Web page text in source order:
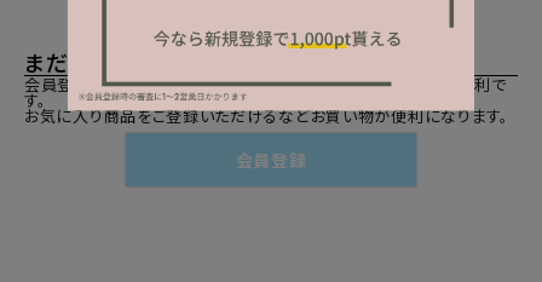
まだご登録がお済みでないお客様
会員登録をしていただきますと、二度目のお買い物時にとても便利で
す。
お気に入り商品をご登録いただけるなどお買い物が便利になります。
会員登録